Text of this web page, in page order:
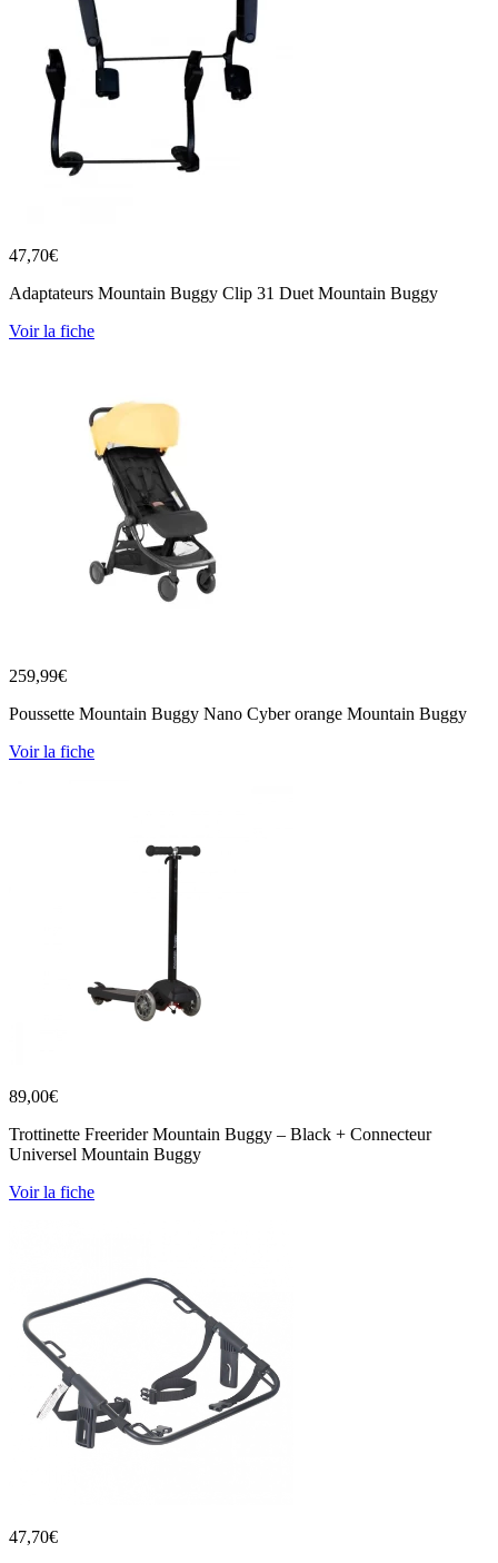
47,70€
Adaptateurs Mountain Buggy Clip 31 Duet Mountain Buggy
Voir la fiche
259,99€
Poussette Mountain Buggy Nano Cyber orange Mountain Buggy
Voir la fiche
89,00€
Trottinette Freerider Mountain Buggy – Black + Connecteur
Universel Mountain Buggy
Voir la fiche
47,70€